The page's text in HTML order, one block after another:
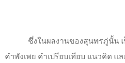
ซึ่งในผลงานของสุนทรภู่นั้น
คำพังเพย คำเปรียบเทียบ แนวคิด แ